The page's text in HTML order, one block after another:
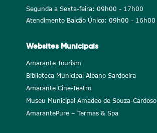
Segunda a Sexta-feira: 09h00 - 17h00
Atendimento Balcão Único: 09h00 - 16h00
Websites Municipais
Amarante Tourism
Biblioteca Municipal Albano Sardoeira
Amarante Cine-Teatro
Museu Municipal Amadeo de Souza-Cardoso
AmarantePure – Termas & Spa